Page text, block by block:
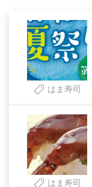
はま寿司
はま寿司